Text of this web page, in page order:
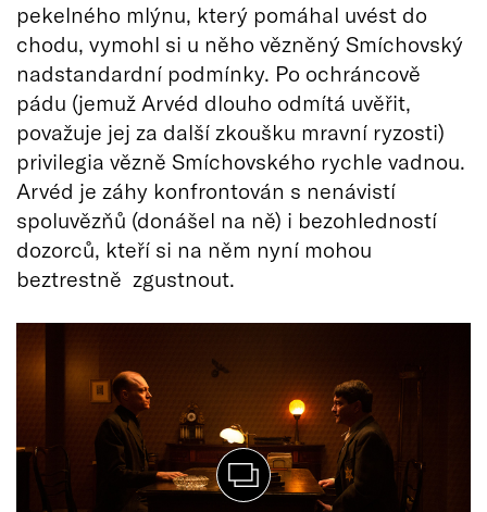
pekelného mlýnu, který pomáhal uvést do
chodu, vymohl si u něho vězněný Smíchovský
nadstandardní podmínky. Po ochráncově
pádu (jemuž Arvéd dlouho odmítá uvěřit,
považuje jej za další zkoušku mravní ryzosti)
privilegia vězně Smíchovského rychle vadnou.
Arvéd je záhy konfrontován s nenávistí
spoluvězňů (donášel na ně) i bezohledností
dozorců, kteří si na něm nyní mohou
beztrestně zgustnout.